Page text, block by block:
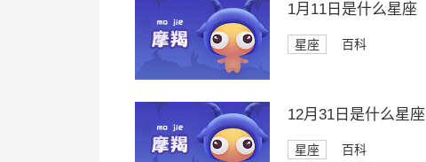
1月11日是什么星座
星座 百科
12月31日是什么星座
星座 百科